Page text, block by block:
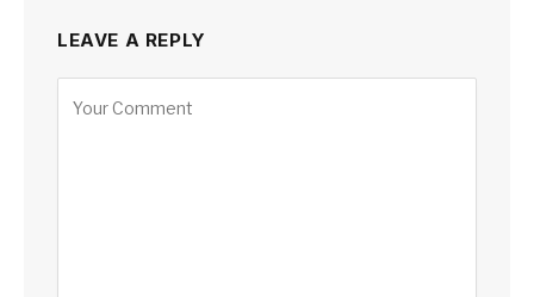
LEAVE A REPLY